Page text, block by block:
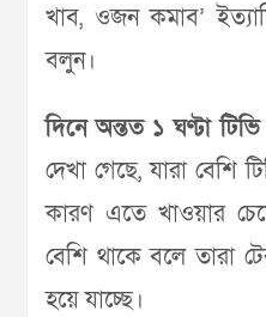
খাব, ওজন কমাব’
বলুন।
দিনে অন্তত ১ ঘণ্টা
দেখা গেছে, যারা বেশি
কারণ এতে খাওয়ার
বেশি থাকে বলে তারা
হয়ে যাচ্ছে।